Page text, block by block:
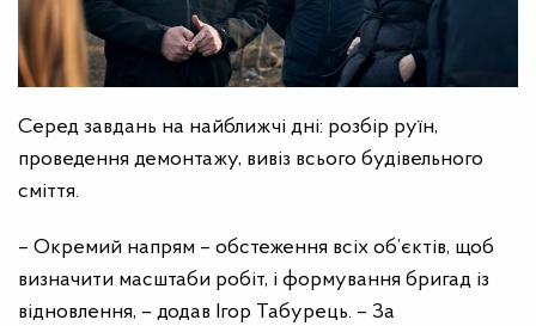
Серед завдань на найближчі дні: розбір руїн,
проведення демонтажу, вивіз всього будівельного
сміття.
– Окремий напрям – обстеження всіх об’єктів, щоб
визначити масштаби робіт, і формування бригад із
відновлення, – додав Ігор Табурець. – За